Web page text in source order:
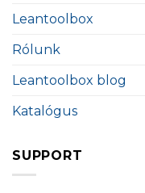
Leantoolbox
Rólunk
Leantoolbox blog
Katalógus
SUPPORT